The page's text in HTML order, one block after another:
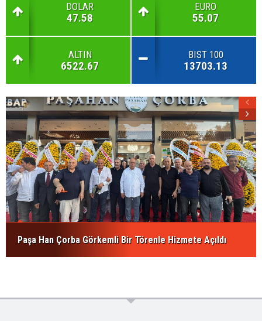
DOLAR
47.58
EURO
55.07
ALTIN
6522.67
BIST 100
13703.13
Paşa Han Çorba Görkemli Bir Törenle Hizmete Açıldı